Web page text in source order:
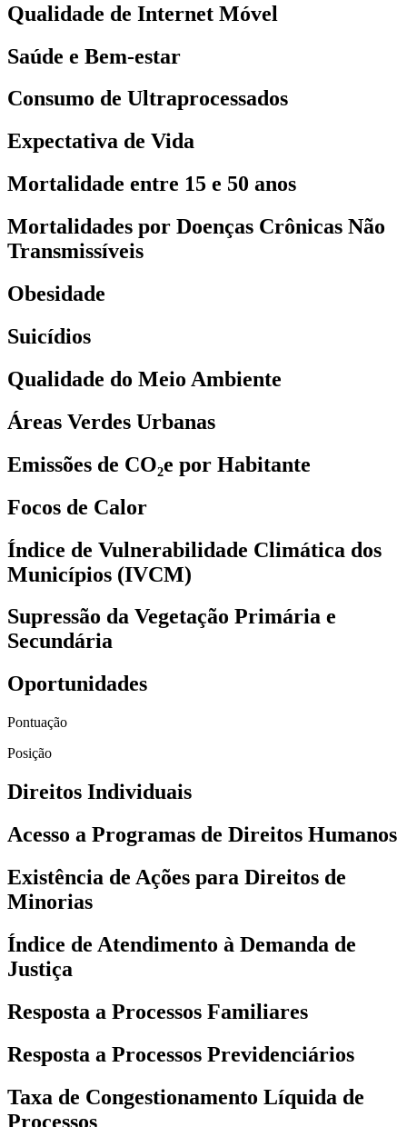
Qualidade de Internet Móvel
Saúde e Bem-estar
Consumo de Ultraprocessados
Expectativa de Vida
Mortalidade entre 15 e 50 anos
Mortalidades por Doenças Crônicas Não
Transmissíveis
Obesidade
Suicídios
Qualidade do Meio Ambiente
Áreas Verdes Urbanas
Emissões de CO₂e por Habitante
Focos de Calor
Índice de Vulnerabilidade Climática dos
Municípios (IVCM)
Supressão da Vegetação Primária e
Secundária
Oportunidades
Pontuação
Posição
Direitos Individuais
Acesso a Programas de Direitos Humanos
Existência de Ações para Direitos de
Minorias
Índice de Atendimento à Demanda de
Justiça
Resposta a Processos Familiares
Resposta a Processos Previdenciários
Taxa de Congestionamento Líquida de
Processos